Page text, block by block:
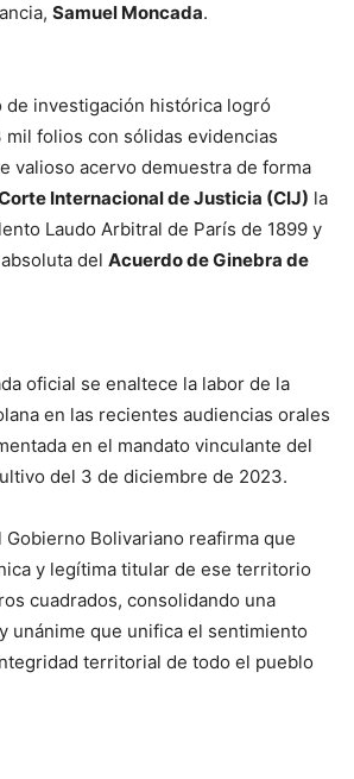
Samuel Moncada.
de investigación histórica logró
mil folios con sólidas evidencias
valioso acervo demuestra de forma
Internacional de Justicia (CIJ) la
Laudo Arbitral de París de 1899 y
del Acuerdo de Ginebra de
oficial se enaltece la labor de la
en las recientes audiencias orales
en el mandato vinculante del
del 3 de diciembre de 2023.
Gobierno Bolivariano reafirma que
y legítima titular de ese territorio
cuadrados, consolidando una
unánime que unifica el sentimiento
territorial de todo el pueblo